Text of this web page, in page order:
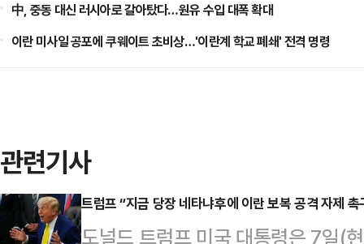
中, 중동 대신 러시아로 갈아탔다…원유 수입 대폭 확대
이란 미사일 공포에 쿠웨이트 초비상…'이란계 학교 폐쇄' 전격 명령
관련기사
트럼프 “지금 당장 네타냐후에 이란 보복 공격 자제 촉
도널드 트럼프 미국 대통령은 7일(